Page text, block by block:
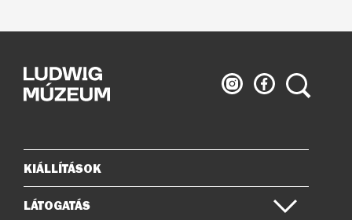
Ludwig
Múzeum
Ludwig
Múzeum
Keresés
Oldaltérkép
KIÁLLÍTÁSOK
LÁTOGATÁS